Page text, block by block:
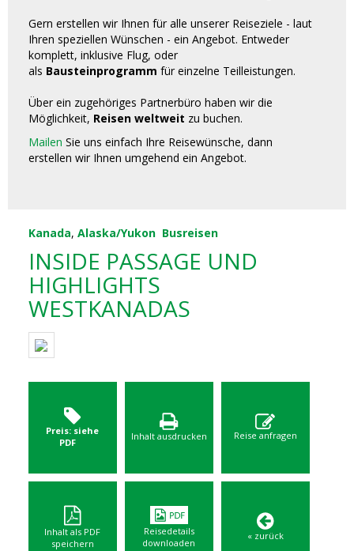
Gern erstellen wir Ihnen für alle unserer Reiseziele - laut
Ihren speziellen Wünschen - ein Angebot. Entweder
komplett, inklusive Flug, oder
als Bausteinprogramm für einzelne Teilleistungen.
Über ein zugehöriges Partnerbüro haben wir die
Möglichkeit, Reisen weltweit zu buchen.
Mailen Sie uns einfach Ihre Reisewünsche, dann
erstellen wir Ihnen umgehend ein Angebot.
Kanada, Alaska/Yukon Busreisen
INSIDE PASSAGE UND
HIGHLIGHTS
WESTKANADAS
Preis: siehe
PDF
Inhalt ausdrucken Reise anfragen
Inhalt als PDF
speichern
Reisedetails
downloaden
« zurück